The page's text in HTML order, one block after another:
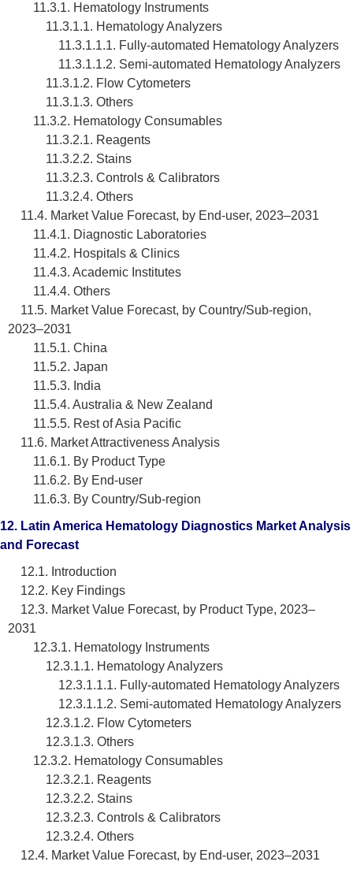
11.3.1. Hematology Instruments
11.3.1.1. Hematology Analyzers
11.3.1.1.1. Fully-automated Hematology Analyzers
11.3.1.1.2. Semi-automated Hematology Analyzers
11.3.1.2. Flow Cytometers
11.3.1.3. Others
11.3.2. Hematology Consumables
11.3.2.1. Reagents
11.3.2.2. Stains
11.3.2.3. Controls & Calibrators
11.3.2.4. Others
11.4. Market Value Forecast, by End-user, 2023–2031
11.4.1. Diagnostic Laboratories
11.4.2. Hospitals & Clinics
11.4.3. Academic Institutes
11.4.4. Others
11.5. Market Value Forecast, by Country/Sub-region,
2023–2031
11.5.1. China
11.5.2. Japan
11.5.3. India
11.5.4. Australia & New Zealand
11.5.5. Rest of Asia Pacific
11.6. Market Attractiveness Analysis
11.6.1. By Product Type
11.6.2. By End-user
11.6.3. By Country/Sub-region
12. Latin America Hematology Diagnostics Market Analysis
and Forecast
12.1. Introduction
12.2. Key Findings
12.3. Market Value Forecast, by Product Type, 2023–
2031
12.3.1. Hematology Instruments
12.3.1.1. Hematology Analyzers
12.3.1.1.1. Fully-automated Hematology Analyzers
12.3.1.1.2. Semi-automated Hematology Analyzers
12.3.1.2. Flow Cytometers
12.3.1.3. Others
12.3.2. Hematology Consumables
12.3.2.1. Reagents
12.3.2.2. Stains
12.3.2.3. Controls & Calibrators
12.3.2.4. Others
12.4. Market Value Forecast, by End-user, 2023–2031